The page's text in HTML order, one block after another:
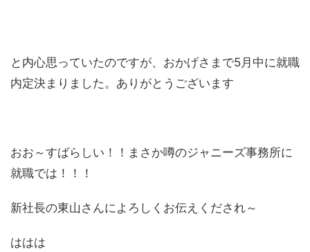
と内心思っていたのですが、おかげさまで5月中に就職
内定決まりました。ありがとうございます
おお～すばらしい！！まさか噂のジャニーズ事務所に
就職では！！！
新社長の東山さんによろしくお伝えくだされ～
ははは